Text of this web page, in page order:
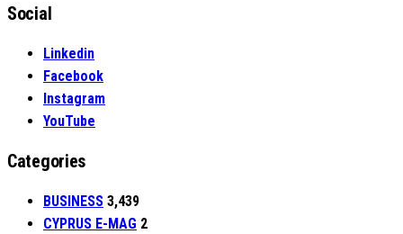
Social
Linkedin
Facebook
Instagram
YouTube
Categories
BUSINESS 3,439
CYPRUS E-MAG 2